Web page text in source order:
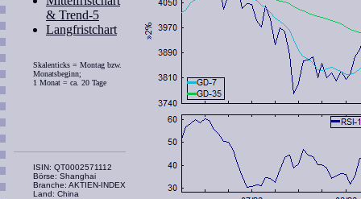
& Trend-5
Langfristchart
Skalenticks = Montag bzw.
Monatsbeginn;
1 Monat = ca. 20 Tage
ISIN: QT0002571112
Börse: Shanghai
Branche: AKTIEN-INDEX
Land: China